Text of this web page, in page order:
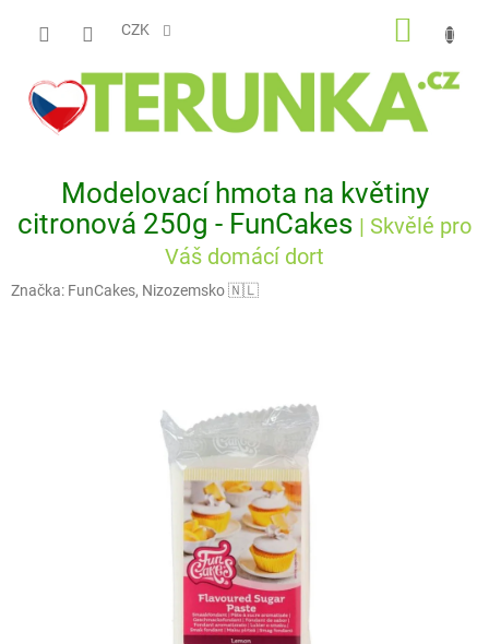
CZK
Modelovací hmota na květiny
citronová 250g - FunCakes | Skvělé pro
Váš domácí dort
Značka: FunCakes, Nizozemsko 🇳🇱